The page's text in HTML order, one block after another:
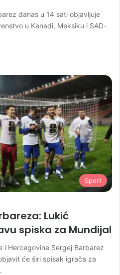
danas u 14 sati objavljuje
u Kanadi, Meksiku i SAD-
Sport
Lukić
spiska za Mundijal
i Hercegovine Sergej Barbarez
će širi spisak igrača za